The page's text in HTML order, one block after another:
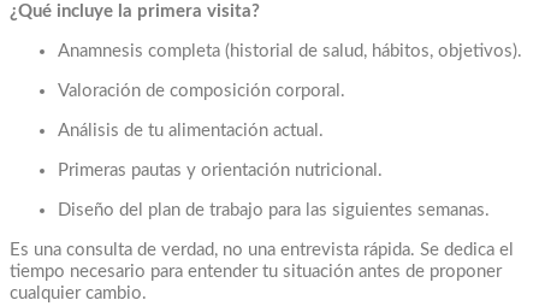
¿Qué incluye la primera visita?
Anamnesis completa (historial de salud, hábitos, objetivos).
Valoración de composición corporal.
Análisis de tu alimentación actual.
Primeras pautas y orientación nutricional.
Diseño del plan de trabajo para las siguientes semanas.
Es una consulta de verdad, no una entrevista rápida. Se dedica el
tiempo necesario para entender tu situación antes de proponer
cualquier cambio.